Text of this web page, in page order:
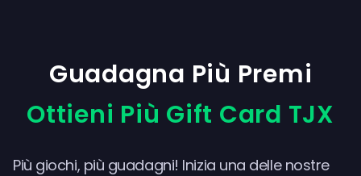
Guadagna Più Premi
Ottieni Più Gift Card TJX
Più giochi, più guadagni! Inizia una delle nostre